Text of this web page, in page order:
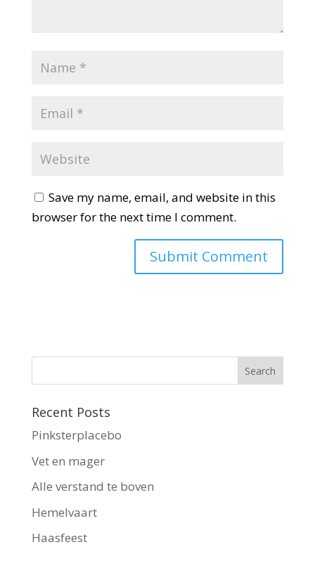
Save my name, email, and website in this
browser for the next time I comment.
Recent Posts
Pinksterplacebo
Vet en mager
Alle verstand te boven
Hemelvaart
Haasfeest